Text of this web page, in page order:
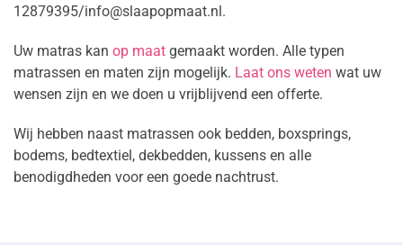
12879395/info@slaapopmaat.nl.
Uw matras kan op maat gemaakt worden. Alle typen
matrassen en maten zijn mogelijk. Laat ons weten wat uw
wensen zijn en we doen u vrijblijvend een offerte.
Wij hebben naast matrassen ook bedden, boxsprings,
bodems, bedtextiel, dekbedden, kussens en alle
benodigdheden voor een goede nachtrust.